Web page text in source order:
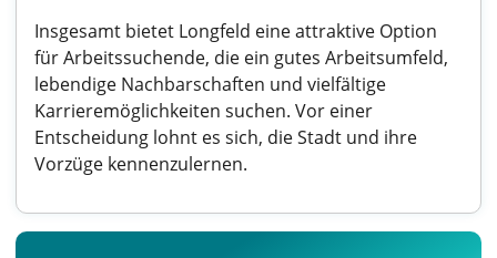
Insgesamt bietet Longfeld eine attraktive Option
für Arbeitssuchende, die ein gutes Arbeitsumfeld,
lebendige Nachbarschaften und vielfältige
Karrieremöglichkeiten suchen. Vor einer
Entscheidung lohnt es sich, die Stadt und ihre
Vorzüge kennenzulernen.